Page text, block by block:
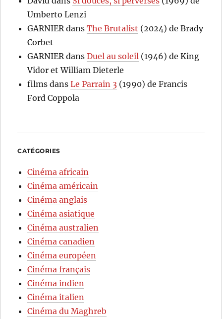
Umberto Lenzi
GARNIER dansThe Brutalist (2024) de Brady
Corbet
GARNIER dansDuel au soleil (1946) de King
Vidor et William Dieterle
films dansLe Parrain 3 (1990) de Francis
Ford Coppola
CATÉGORIES
Cinéma africain
Cinéma américain
Cinéma anglais
Cinéma asiatique
Cinéma australien
Cinéma canadien
Cinéma européen
Cinéma français
Cinéma indien
Cinéma italien
Cinéma du Maghreb